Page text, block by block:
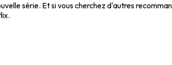
série. Et si vous cherchez d'autres